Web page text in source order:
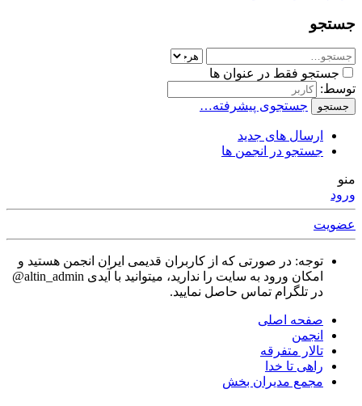
جستجو
جستجو فقط در عنوان ها
توسط:
جستجو جستجوی پیشرفته…
ارسال های جدید
جستجو در انجمن ها
منو
ورود
عضویت
توجه: در صورتی که از کاربران قدیمی ایران انجمن هستید و
امکان ورود به سایت را ندارید، میتوانید با آیدی altin_admin@
در تلگرام تماس حاصل نمایید.
صفحه اصلی
انجمن
تالار متفرقه
راهی تا خدا
مجمع مدیران بخش